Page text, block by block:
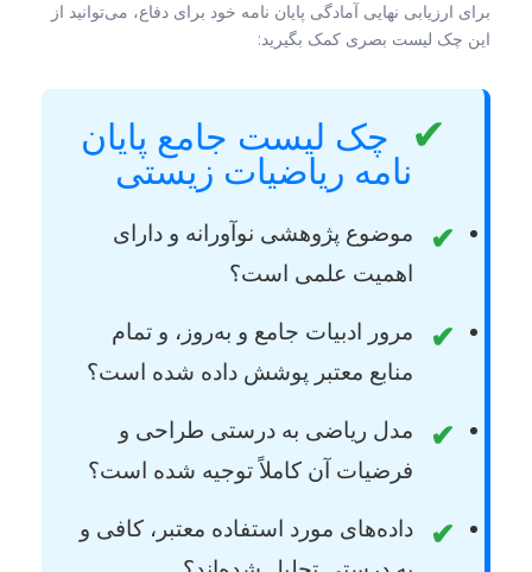
برای ارزیابی نهایی آمادگی پایان نامه خود برای دفاع، می‌توانید از
این چک لیست بصری کمک بگیرید:
✔
چک لیست جامع پایان
نامه ریاضیات زیستی
✔
موضوع پژوهشی نوآورانه و دارای
اهمیت علمی است؟
✔
مرور ادبیات جامع و به‌روز، و تمام
منابع معتبر پوشش داده شده است؟
✔
مدل ریاضی به درستی طراحی و
فرضیات آن کاملاً توجیه شده است؟
✔
داده‌های مورد استفاده معتبر، کافی و